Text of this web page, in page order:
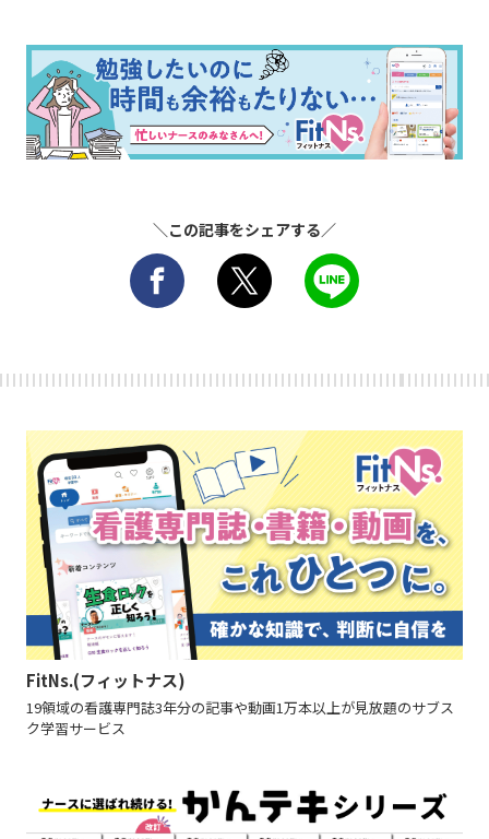
＼この記事をシェアする／
FitNs.(フィットナス)
19領域の看護専門誌3年分の記事や動画1万本以上が見放題のサブス
ク学習サービス